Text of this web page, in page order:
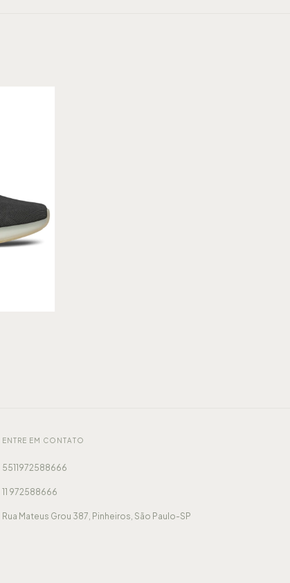
ENTRE EM CONTATO
5511972588666
11 972588666
Rua Mateus Grou 387, Pinheiros, São Paulo-SP